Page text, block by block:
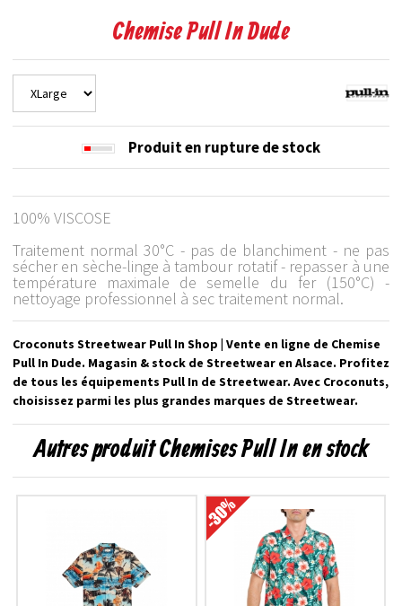
Chemise Pull In Dude
Produit en rupture de stock
100% VISCOSE
Traitement normal 30°C - pas de blanchiment - ne pas
sécher en sèche-linge à tambour rotatif - repasser à une
température maximale de semelle du fer (150°C) -
nettoyage professionnel à sec traitement normal.
Croconuts Streetwear Pull In Shop | Vente en ligne de Chemise
Pull In Dude. Magasin & stock de Streetwear en Alsace. Profitez
de tous les équipements Pull In de Streetwear. Avec Croconuts,
choisissez parmi les plus grandes marques de Streetwear.
Autres produit Chemises Pull In en stock